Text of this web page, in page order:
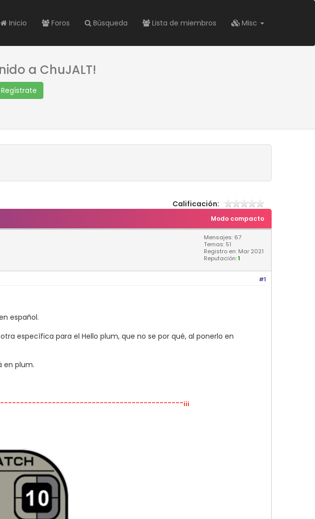
Inicio Foros Búsqueda Lista de miembros Misc
a ChuJALT!
Calificación:
Modo compacto
Mensajes: 67
Temas: 51
Registro en: Mar 2021
Reputación:1
#1
español.
específica para el Hello plum, que no se por qué, al ponerlo en
en plum.
¡¡¡